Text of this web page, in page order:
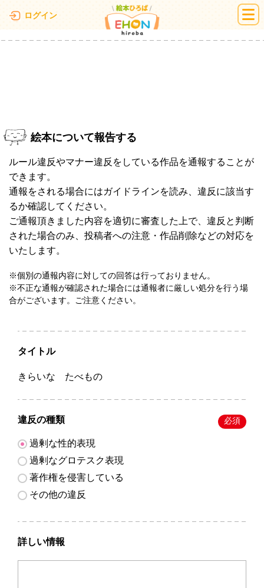
ログイン 絵本ひろば
絵本について報告する
ルール違反やマナー違反をしている作品を通報することが
できます。
通報をされる場合にはガイドラインを読み、違反に該当す
るか確認してください。
ご通報頂きました内容を適切に審査した上で、違反と判断
された場合のみ、投稿者への注意・作品削除などの対応を
いたします。
※個別の通報内容に対しての回答は行っておりません。
※不正な通報が確認された場合には通報者に厳しい処分を行う場
合がございます。ご注意ください。
タイトル
きらいな たべもの
違反の種類 必須
過剰な性的表現
過剰なグロテスク表現
著作権を侵害している
その他の違反
詳しい情報